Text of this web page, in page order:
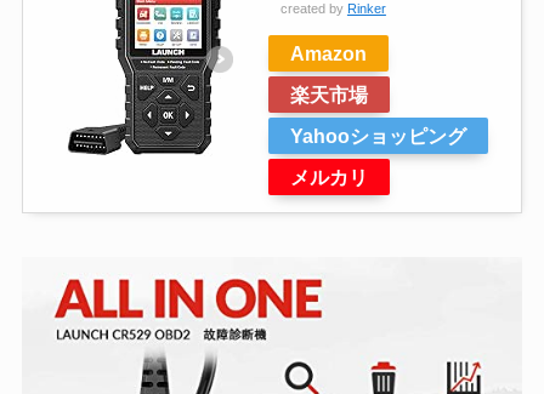
created by Rinker
Amazon
楽天市場
Yahooショッピング
メルカリ